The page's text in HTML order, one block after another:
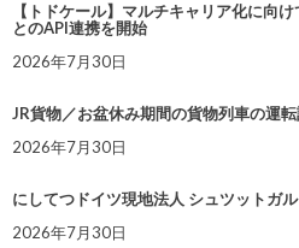
【トドケール】マルチキャリア化に向
とのAPI連携を開始
2026年7月30日
JR貨物／お盆休み期間の貨物列車の運
2026年7月30日
にしてつドイツ現地法人 シュツットガ
2026年7月30日